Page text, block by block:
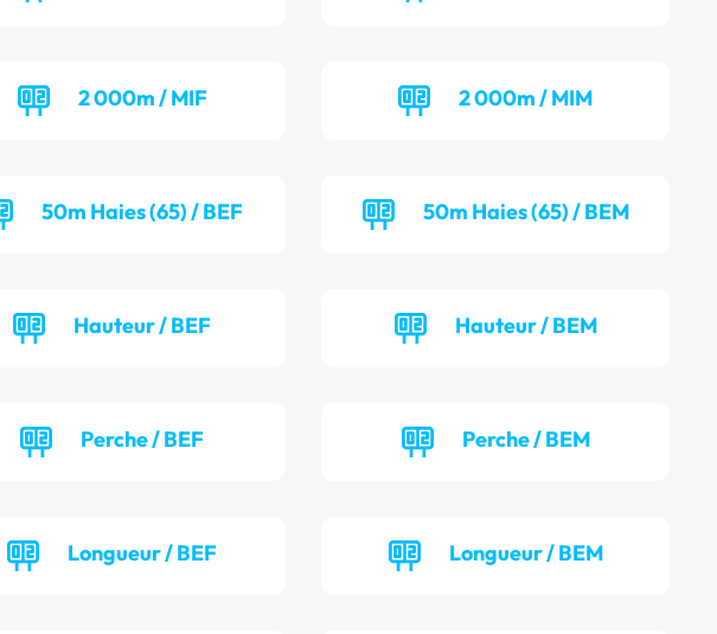
2 000m / MIF 2 000m / MIM
50m Haies (65) / BEF 50m Haies (65) / BEM
Hauteur / BEF Hauteur / BEM
Perche / BEF Perche / BEM
Longueur / BEF Longueur / BEM